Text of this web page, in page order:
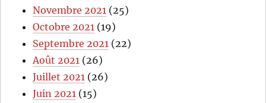
Novembre 2021 (25)
Octobre 2021 (19)
Septembre 2021 (22)
Août 2021 (26)
Juillet 2021 (26)
Juin 2021 (15)